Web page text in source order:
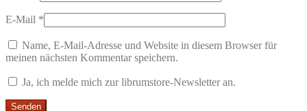
E-Mail *
Name, E-Mail-Adresse und Website in diesem Browser für
meinen nächsten Kommentar speichern.
Ja, ich melde mich zur librumstore-Newsletter an.